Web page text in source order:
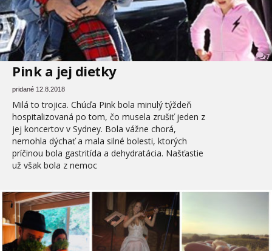
7
Pink a jej dietky
pridané 12.8.2018
Milá to trojica. Chúďa Pink bola minulý týždeň
hospitalizovaná po tom, čo musela zrušiť jeden z
jej koncertov v Sydney. Bola vážne chorá,
nemohla dýchať a mala silné bolesti, ktorých
príčinou bola gastritída a dehydratácia. Našťastie
už však bola z nemoc